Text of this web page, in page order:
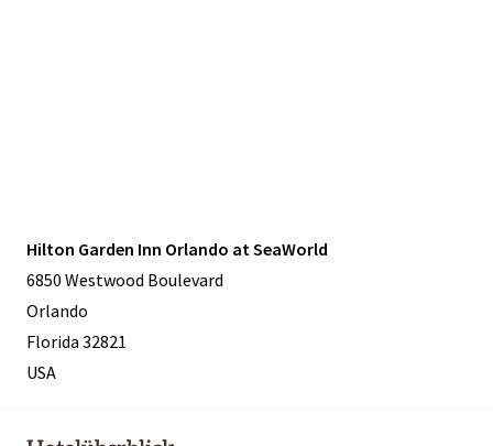
Hilton Garden Inn Orlando at SeaWorld
6850 Westwood Boulevard
Orlando
Florida 32821
USA